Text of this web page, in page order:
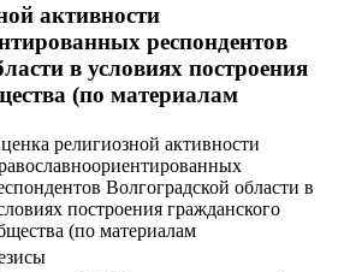
активности
респондентов
в условиях построения
(по материалам
религиозной активности
Волгоградской области в
построения гражданского
(по материалам